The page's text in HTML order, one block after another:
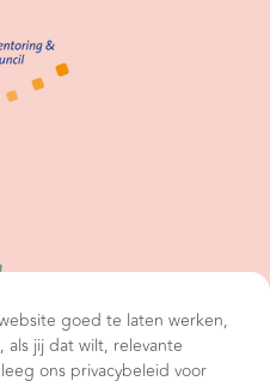
goed te laten werken,
jij dat wilt, relevante
ons privacybeleid voor